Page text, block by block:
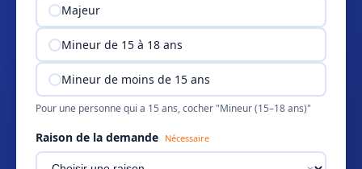
Majeur
Mineur de 15 à 18 ans
Mineur de moins de 15 ans
Pour une personne qui a 15 ans, cocher "Mineur (15–18 ans)"
Raison de la demande Nécessaire